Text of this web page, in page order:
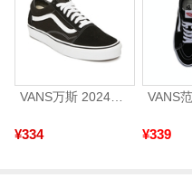
VANS万斯 2024年新款中性OldSkool帆布鞋/硫化鞋VN000D3HY28（延续款）
¥334 ¥339